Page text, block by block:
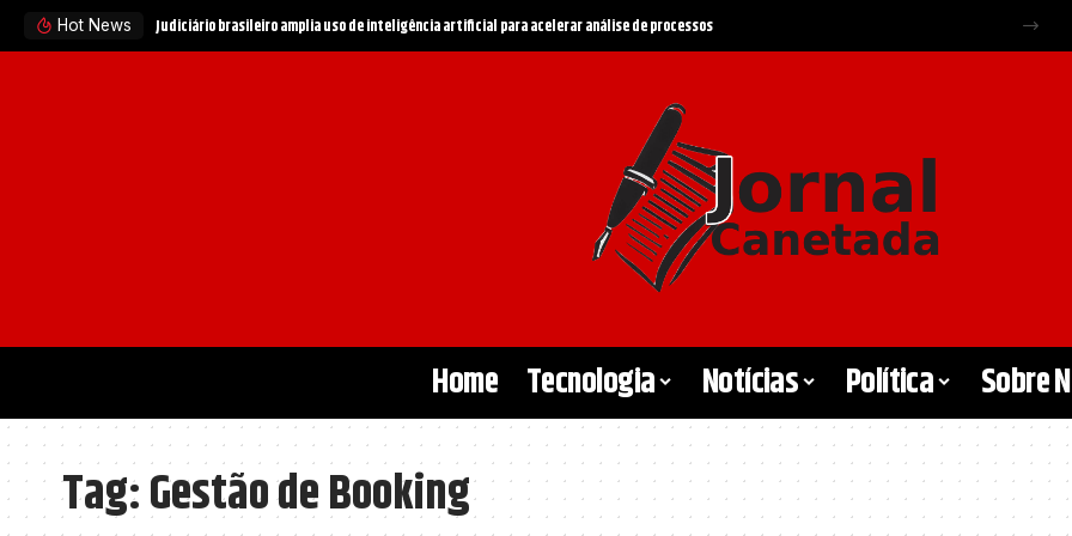
Hot News Judiciário brasileiro amplia uso de inteligência artificial para acelerar análise de processos
Home Tecnologia Notícias Política Sobre
Tag:Gestão de Booking